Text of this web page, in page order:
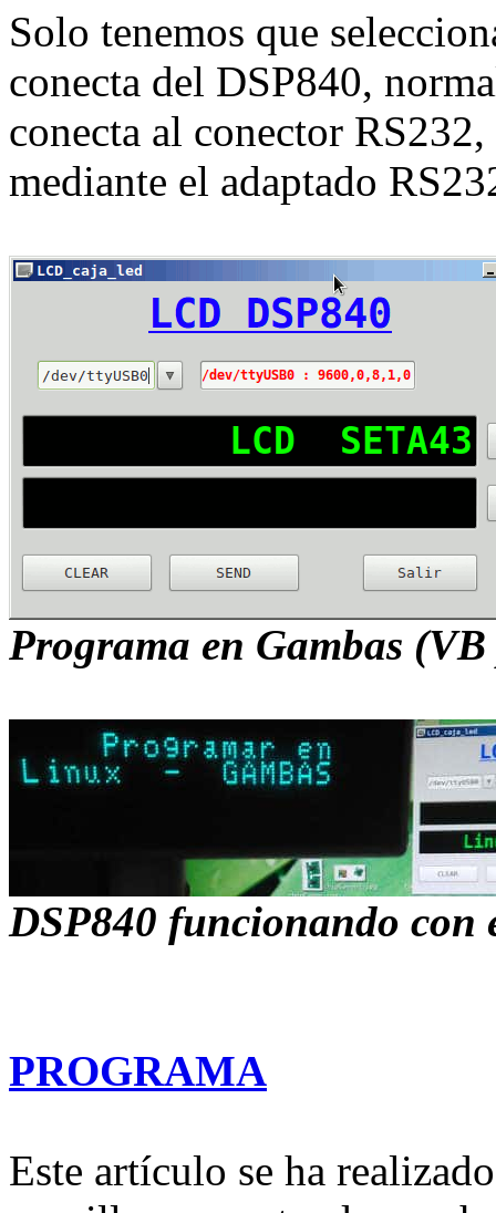
Solo tenemos que
conecta del DSP840,
conecta al conector
mediante el adaptado
Programa en Gambas
DSP840 funcionando con
PROGRAMA
Este artículo se ha